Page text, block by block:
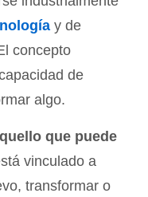
y de
concepto
de
algo.
que puede
vinculado a
transformar o